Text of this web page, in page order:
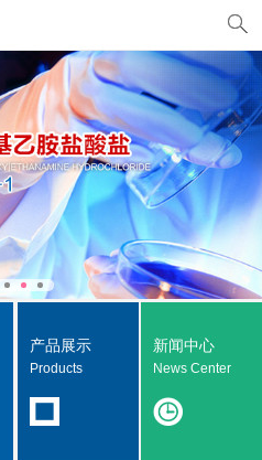
产品展示
Products
新闻中心
News Center